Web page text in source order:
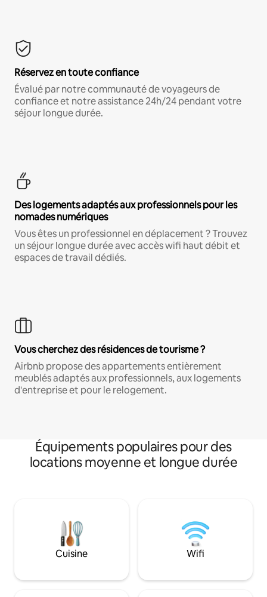
Réservez en toute confiance
Évalué par notre communauté de voyageurs de
confiance et notre assistance 24h/24 pendant votre
séjour longue durée.
Des logements adaptés aux professionnels pour les
nomades numériques
Vous êtes un professionnel en déplacement ? Trouvez
un séjour longue durée avec accès wifi haut débit et
espaces de travail dédiés.
Vous cherchez des résidences de tourisme ?
Airbnb propose des appartements entièrement
meublés adaptés aux professionnels, aux logements
d'entreprise et pour le relogement.
Équipements populaires pour des
locations moyenne et longue durée
Cuisine Wifi